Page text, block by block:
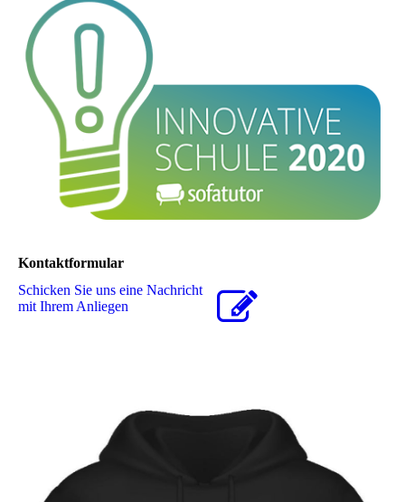
Kontaktformular
Schicken Sie uns eine Nachricht
mit Ihrem Anliegen